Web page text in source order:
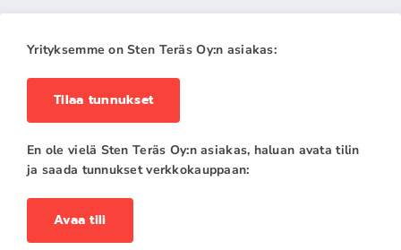
Yrityksemme on Sten Teräs Oy:n asiakas:
Tilaa tunnukset
En ole vielä Sten Teräs Oy:n asiakas, haluan avata tilin
ja saada tunnukset verkkokauppaan:
Avaa tili